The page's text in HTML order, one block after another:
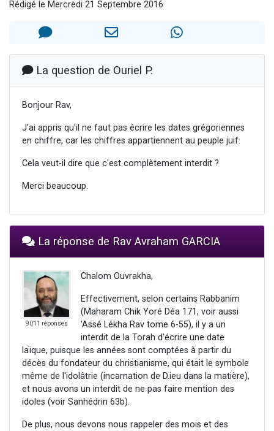
30 personnes viennent de faire un don pour Sauvez la jambe de Yohan
12 nouvelles musiques dans Torah-Box Music
29 personnes viennent de demander une bénédiction
Rédigé le Mercredi 21 Septembre 2016
La question de Ouriel P.
Bonjour Rav,
J'ai appris qu'il ne faut pas écrire les dates grégoriennes
en chiffre, car les chiffres appartiennent au peuple juif.
Cela veut-il dire que c'est complètement interdit ?
Merci beaucoup.
La réponse de Rav Avraham GARCIA
9011 réponses
Chalom Ouvrakha,
Effectivement, selon certains Rabbanim
(Maharam Chik Yoré Déa 171, voir aussi
'Assé Lékha Rav tome 6-55), il y a un
interdit de la Torah d'écrire une date
laïque, puisque les années sont comptées à partir du
décès du fondateur du christianisme, qui était le symbole
même de l'idolâtrie (incarnation de D.ieu dans la matière),
et nous avons un interdit de ne pas faire mention des
idoles (voir Sanhédrin 63b).
De plus, nous devons nous rappeler des mois et des